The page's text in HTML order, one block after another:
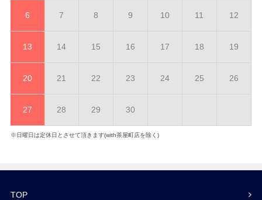
6 7 8 9 10 11 12
13 14 15 16 17 18 19
20 21 22 23 24 25 26
27 28 29 30
※日曜日は定休日とさせて頂きます(with茶屋町店を除く)
TOP